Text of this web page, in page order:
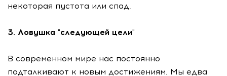
некоторая пустота или спад.
3. Ловушка "следующей цели"
В современном мире нас постоянно
подталкивают к новым достижениям. Мы едва